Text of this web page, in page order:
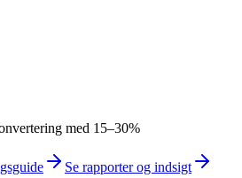
med 15–30%
Se rapporter og indsigt